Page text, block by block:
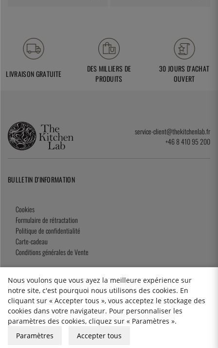
LIVRAISON GRATUITE
DES MILLIERS DE
PRODUITS
30 JOURS D'ACHAT
OUVERT
service-client@thekitchenlab.fr
+46 8 410 95 200
BULLETIN D'INFORMATION
Cookies
Formulaire de rétractation
Politique de confidentialité
Carte-cadeau
Conditions générales de Vente
2026 KitchenLab AB
Nous voulons que vous ayez la meilleure expérience sur
notre site, c'est pourquoi nous utilisons des cookies. En
cliquant sur « Accepter tous », vous acceptez le stockage des
cookies dans votre navigateur. Pour personnaliser les
paramètres des cookies, cliquez sur « Paramètres ».
Paramètres
Accepter tous